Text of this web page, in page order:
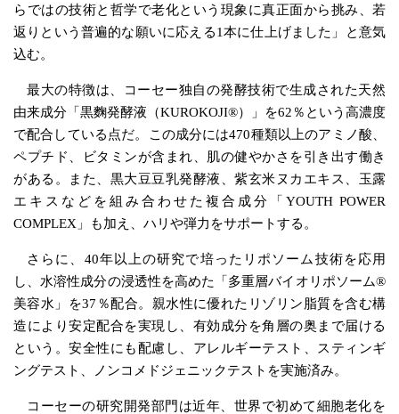
らではの技術と哲学で老化という現象に真正面から挑み、若
返りという普遍的な願いに応える1本に仕上げました」と意気
込む。
最大の特徴は、コーセー独自の発酵技術で生成された天然
由来成分「黒麴発酵液（KUROKOJI®）」を62％という高濃度
で配合している点だ。この成分には470種類以上のアミノ酸、
ペプチド、ビタミンが含まれ、肌の健やかさを引き出す働き
がある。また、黒大豆豆乳発酵液、紫玄米ヌカエキス、玉露
エキスなどを組み合わせた複合成分「YOUTH POWER
COMPLEX」も加え、ハリや弾力をサポートする。
さらに、40年以上の研究で培ったリポソーム技術を応用
し、水溶性成分の浸透性を高めた「多重層バイオリポソーム®
美容水」を37％配合。親水性に優れたリゾリン脂質を含む構
造により安定配合を実現し、有効成分を角層の奥まで届ける
という。安全性にも配慮し、アレルギーテスト、スティンギ
ングテスト、ノンコメドジェニックテストを実施済み。
コーセーの研究開発部門は近年、世界で初めて細胞老化を